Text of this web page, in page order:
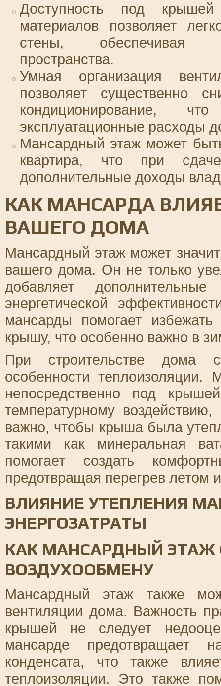
Доступность под
материалов позволяет
стены, обеспечивая
пространства.
Умная организация
позволяет существенно
кондиционирование,
эксплуатационные расходы
Мансардный этаж может
квартира, что при
дополнительные доходы
КАК МАНСАРДА
ВАШЕГО ДОМА
Мансардный этаж может
вашего дома. Он не только
добавляет
энергетической
мансарды помогает избежать
крышу, что особенно важно в
При строительстве дома
особенности теплоизоляции.
непосредственно под
температурному
важно, чтобы крыша была
такими как минеральная
помогает создать
предотвращая перегрев летом
ВЛИЯНИЕ УТЕПЛЕНИЯ
ЭНЕРГОЗАТРАТЫ
КАК МАНСАРДНЫЙ ЭТАЖ
ВОЗДУХООБМЕНУ
Мансардный этаж также
вентиляции дома. Важность
крышей не следует
мансарде предотвращает
конденсата, что также
теплоизоляции. Это также